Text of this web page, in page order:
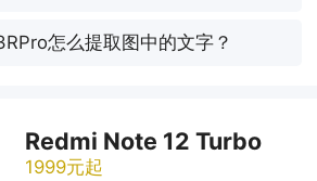
怎么提取图中的文字？
Redmi Note 12 Turbo
1999元起